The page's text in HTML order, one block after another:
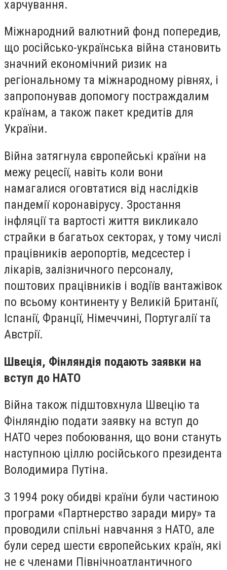
харчування.
Міжнародний валютний фонд попередив,
що російсько-українська війна становить
значний економічний ризик на
регіональному та міжнародному рівнях, і
запропонував допомогу постраждалим
країнам, а також пакет кредитів для
України.
Війна затягнула європейські країни на
межу рецесії, навіть коли вони
намагалися оговтатися від наслідків
пандемії коронавірусу. Зростання
інфляції та вартості життя викликало
страйки в багатьох секторах, у тому числі
працівників аеропортів, медсестер і
лікарів, залізничного персоналу,
поштових працівників і водіїв вантажівок
по всьому континенту у Великій Британії,
Іспанії, Франції, Німеччині, Португалії та
Австрії.
Швеція, Фінляндія подають заявки на
вступ до НАТО
Війна також підштовхнула Швецію та
Фінляндію подати заявку на вступ до
НАТО через побоювання, що вони стануть
наступною ціллю російського президента
Володимира Путіна.
З 1994 року обидві країни були частиною
програми «Партнерство заради миру» та
проводили спільні навчання з НАТО, але
були серед шести європейських країн, які
не є членами Північноатлантичного